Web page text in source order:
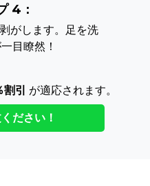
4：
がします。足を洗
目瞭然！
引 が適応されます。
ださい！